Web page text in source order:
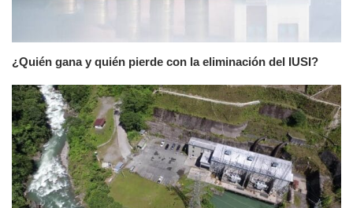
¿Quién gana y quién pierde con la eliminación del IUSI?